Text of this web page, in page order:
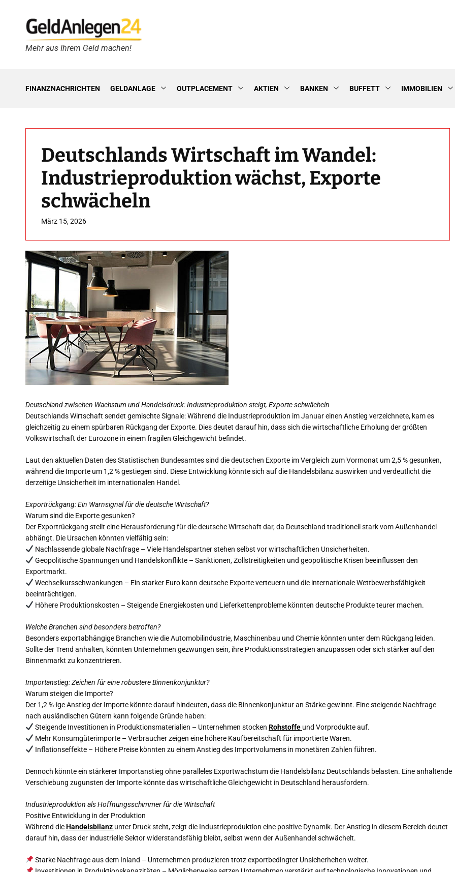
G
e
Mehr aus Ihrem Geld machen!
FINANZNACHRICHTEN GELDANLAGE OUTPLACEMENT AKTIEN BANKEN BUFFETT IMMOBILIEN
Deutschlands Wirtschaft im Wandel:
Industrieproduktion wächst, Exporte
schwächeln
März 15, 2026
Deutschland zwischen Wachstum und Handelsdruck: Industrieproduktion steigt, Exporte schwächeln
Deutschlands Wirtschaft sendet gemischte Signale: Während die Industrieproduktion im Januar einen Anstieg verzeichnete, kam es
gleichzeitig zu einem spürbaren Rückgang der Exporte. Dies deutet darauf hin, dass sich die wirtschaftliche Erholung der größten
Volkswirtschaft der Eurozone in einem fragilen Gleichgewicht befindet.
Laut den aktuellen Daten des Statistischen Bundesamtes sind die deutschen Exporte im Vergleich zum Vormonat um 2,5 % gesunken,
während die Importe um 1,2 % gestiegen sind. Diese Entwicklung könnte sich auf die Handelsbilanz auswirken und verdeutlicht die
derzeitige Unsicherheit im internationalen Handel.
Exportrückgang: Ein Warnsignal für die deutsche Wirtschaft?
Warum sind die Exporte gesunken?
Der Exportrückgang stellt eine Herausforderung für die deutsche Wirtschaft dar, da Deutschland traditionell stark vom Außenhandel
abhängt. Die Ursachen könnten vielfältig sein:
Nachlassende globale Nachfrage – Viele Handelspartner stehen selbst vor wirtschaftlichen Unsicherheiten.
Geopolitische Spannungen und Handelskonflikte – Sanktionen, Zollstreitigkeiten und geopolitische Krisen beeinflussen den
Exportmarkt.
Wechselkursschwankungen – Ein starker Euro kann deutsche Exporte verteuern und die internationale Wettbewerbsfähigkeit
beeinträchtigen.
Höhere Produktionskosten – Steigende Energiekosten und Lieferkettenprobleme könnten deutsche Produkte teurer machen.
Welche Branchen sind besonders betroffen?
Besonders exportabhängige Branchen wie die Automobilindustrie, Maschinenbau und Chemie könnten unter dem Rückgang leiden.
Sollte der Trend anhalten, könnten Unternehmen gezwungen sein, ihre Produktionsstrategien anzupassen oder sich stärker auf den
Binnenmarkt zu konzentrieren.
Importanstieg: Zeichen für eine robustere Binnenkonjunktur?
Warum steigen die Importe?
Der 1,2 %-ige Anstieg der Importe könnte darauf hindeuten, dass die Binnenkonjunktur an Stärke gewinnt. Eine steigende Nachfrage
nach ausländischen Gütern kann folgende Gründe haben:
Steigende Investitionen in Produktionsmaterialien – Unternehmen stocken Rohstoffe und Vorprodukte auf.
Mehr Konsumgüterimporte – Verbraucher zeigen eine höhere Kaufbereitschaft für importierte Waren.
Inflationseffekte – Höhere Preise könnten zu einem Anstieg des Importvolumens in monetären Zahlen führen.
Dennoch könnte ein stärkerer Importanstieg ohne paralleles Exportwachstum die Handelsbilanz Deutschlands belasten. Eine anhaltende
Verschiebung zugunsten der Importe könnte das wirtschaftliche Gleichgewicht in Deutschland herausfordern.
Industrieproduktion als Hoffnungsschimmer für die Wirtschaft
Positive Entwicklung in der Produktion
Während dieHandelsbilanz unter Druck steht, zeigt die Industrieproduktion eine positive Dynamik. Der Anstieg in diesem Bereich deutet
darauf hin, dass der industrielle Sektor widerstandsfähig bleibt, selbst wenn der Außenhandel schwächelt.
Starke Nachfrage aus dem Inland – Unternehmen produzieren trotz exportbedingter Unsicherheiten weiter.